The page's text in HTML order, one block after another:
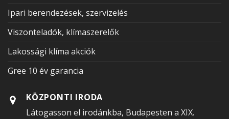
Ipari berendezések, szervizelés
Viszonteladók, klímaszerelők
Lakossági klíma akciók
Gree 10 év garancia
KÖZPONTI IRODA
Látogasson el irodánkba, Budapesten a XIX.